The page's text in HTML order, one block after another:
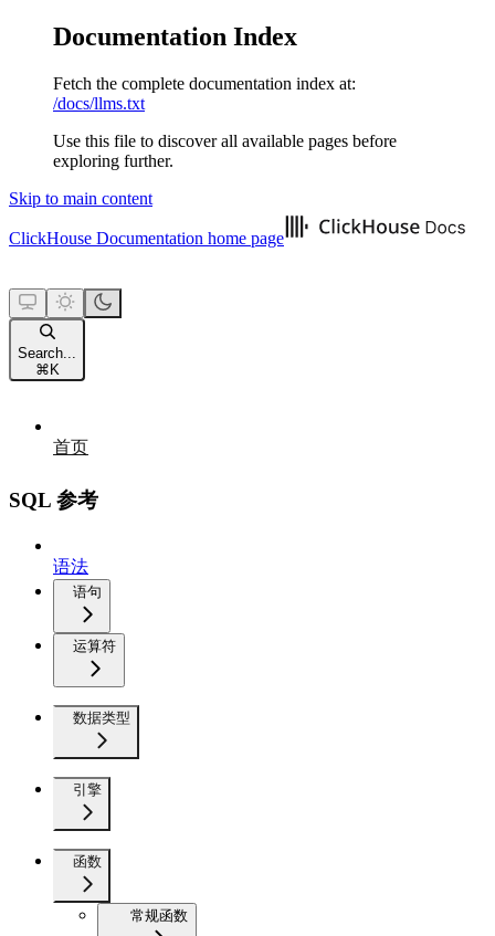
Documentation Index
Fetch the complete documentation index at:
/docs/llms.txt
Use this file to discover all available pages before
exploring further.
Skip to main content
ClickHouse Documentation home page
Search...
⌘ K
首页
SQL 参考
语法
语句
运算符
数据类型
引擎
函数
常规函数